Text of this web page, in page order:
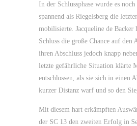
In der Schlussphase wurde es noch
spannend als Riegelsberg die
mobilisierte. Jacqueline de Backer
Schluss die große Chance auf den
ihren Abschluss jedoch knapp
letzte gefährliche Situation klärte
entschlossen, als sie sich in einen
kurzer Distanz warf und so den
Mit diesem hart erkämpften
der SC 13 den zweiten Erfolg in